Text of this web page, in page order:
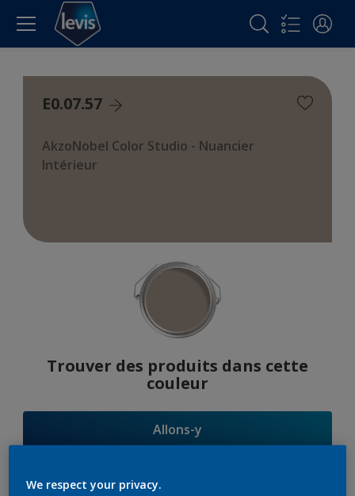
E0.07.57
AkzoNobel Color Studio - Nuancier
Intérieur
Trouver des produits dans cette
couleur
Allons-y
We respect your privacy.